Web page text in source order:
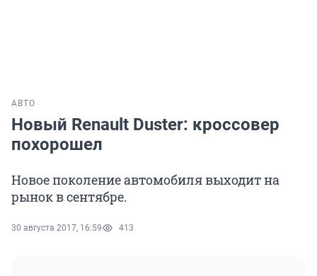
АВТО
Новый Renault Duster: кроссовер
похорошел
Новое поколение автомобиля выходит на
рынок в сентябре.
30 августа 2017, 16:59 413